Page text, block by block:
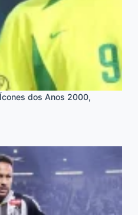
dos Anos 2000,